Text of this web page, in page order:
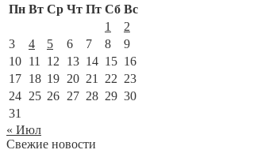
Пн Вт Ср Чт Пт Сб Вс
1
2
3
4 5 6 7 8
9
10 11 12 13 14 15 16
17 18 19 20 21 22 23
24 25 26 27 28 29 30
31
« Июл
Свежие новости